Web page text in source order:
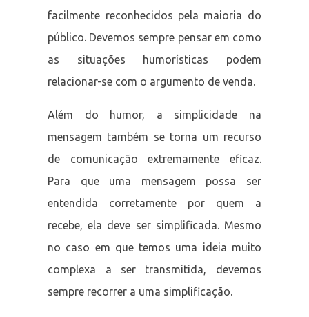
facilmente reconhecidos pela maioria do
público. Devemos sempre pensar em como
as situações humorísticas podem
relacionar-se com o argumento de venda.
Além do humor, a simplicidade na
mensagem também se torna um recurso
de comunicação extremamente eficaz.
Para que uma mensagem possa ser
entendida corretamente por quem a
recebe, ela deve ser simplificada. Mesmo
no caso em que temos uma ideia muito
complexa a ser transmitida, devemos
sempre recorrer a uma simplificação.